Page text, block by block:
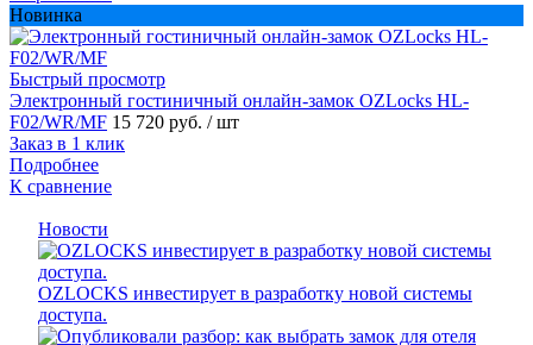
Новинка
Быстрый просмотр
Электронный гостиничный онлайн-замок OZLocks HL-
F02/WR/MF 15 720 руб. / шт
Заказ в 1 клик
Подробнее
К сравнение
Новости
OZLOCKS инвестирует в разработку новой системы
доступа.